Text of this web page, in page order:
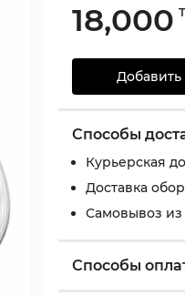
18,000
Способы
Курьерская
Доставка
Самовывоз из
Способы